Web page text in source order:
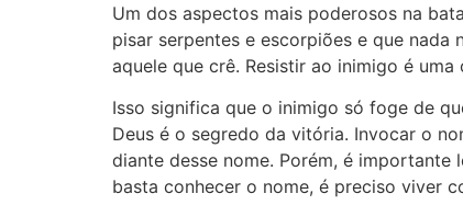
Um dos aspectos mais poderosos na
pisar serpentes e escorpiões e que nada
aquele que crê. Resistir ao inimigo é
Isso significa que o inimigo só foge de
Deus é o segredo da vitória. Invocar o
diante desse nome. Porém, é
basta conhecer o nome, é preciso viver